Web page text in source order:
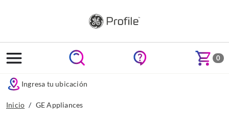
0
Ingresa tu ubicación
Inicio GE Appliances